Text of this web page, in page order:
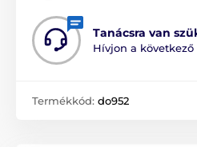
Tanácsra van
Hívjon a következő
Termékkód: do952